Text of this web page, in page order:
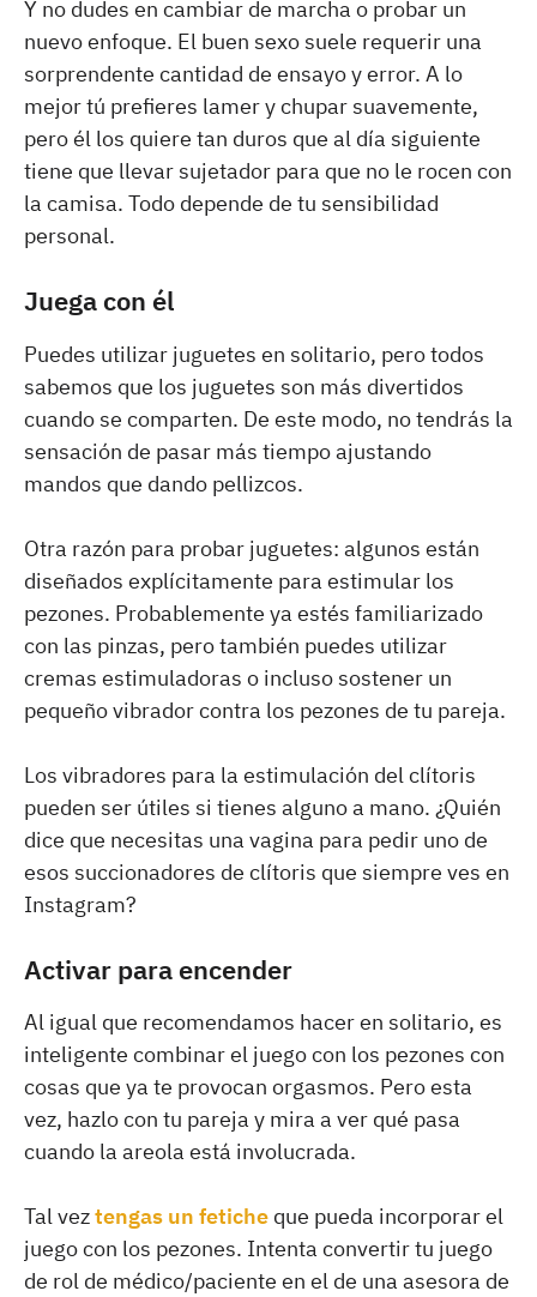
Y no dudes en cambiar de marcha o probar un
nuevo enfoque. El buen sexo suele requerir una
sorprendente cantidad de ensayo y error. A lo
mejor tú prefieres lamer y chupar suavemente,
pero él los quiere tan duros que al día siguiente
tiene que llevar sujetador para que no le rocen con
la camisa. Todo depende de tu sensibilidad
personal.
Juega con él
Puedes utilizar juguetes en solitario, pero todos
sabemos que los juguetes son más divertidos
cuando se comparten. De este modo, no tendrás la
sensación de pasar más tiempo ajustando
mandos que dando pellizcos.
Otra razón para probar juguetes: algunos están
diseñados explícitamente para estimular los
pezones. Probablemente ya estés familiarizado
con las pinzas, pero también puedes utilizar
cremas estimuladoras o incluso sostener un
pequeño vibrador contra los pezones de tu pareja.
Los vibradores para la estimulación del clítoris
pueden ser útiles si tienes alguno a mano. ¿Quién
dice que necesitas una vagina para pedir uno de
esos succionadores de clítoris que siempre ves en
Instagram?
Activar para encender
Al igual que recomendamos hacer en solitario, es
inteligente combinar el juego con los pezones con
cosas que ya te provocan orgasmos. Pero esta
vez, hazlo con tu pareja y mira a ver qué pasa
cuando la areola está involucrada.
Tal veztengas un fetiche que pueda incorporar el
juego con los pezones. Intenta convertir tu juego
de rol de médico/paciente en el de una asesora de